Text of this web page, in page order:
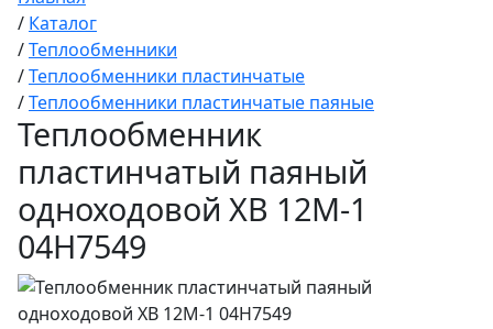
/ Каталог
/Теплообменники
/Теплообменники пластинчатые
/Теплообменники пластинчатые паяные
Теплообменник
пластинчатый паяный
одноходовой XB 12M-1
04H7549